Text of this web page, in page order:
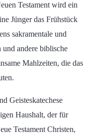
Testament wird ein
Jünger das Frühstück
sakramentale und
und andere biblische
Mahlzeiten, die das
Geisteskatechese
Haushalt, der für
Testament Christen,